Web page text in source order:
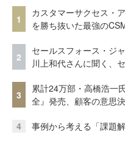
1
カスタマーサクセス・
を勝ち抜いた最強の
2
セールスフォース・ジ
川上和代さんに聞く、
3
累計24万部・高橋浩一
全』発売、顧客の意思
4 事例から考える「課題